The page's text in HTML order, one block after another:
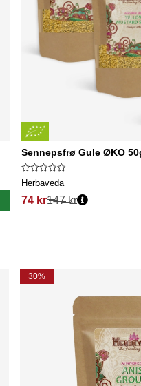
Sennepsfrø Gule ØKO
Herbaveda
74 kr147 kr
30%